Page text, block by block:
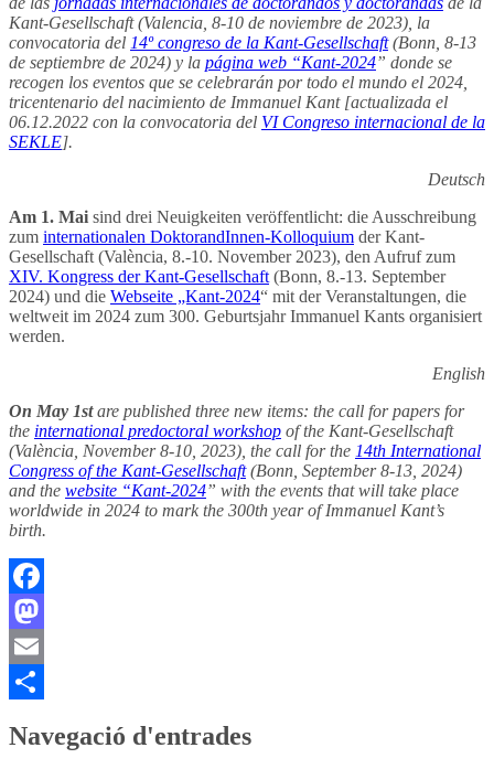
Kant-Gesellschaft (Valencia, 8-10 de noviembre de 2023), la
convocatoria del 14º congreso de la Kant-Gesellschaft(Bonn, 8-13
de septiembre de 2024) y la página web “Kant-2024” donde se
recogen los eventos que se celebrarán por todo el mundo el 2024,
tricentenario del nacimiento de Immanuel Kant [actualizada el
06.12.2022 con la convocatoria del VI Congreso internacional de la
SEKLE].
Deutsch
Am 1. Mai sind drei Neuigkeiten veröffentlicht: die Ausschreibung
zum internationalen DoktorandInnen-Kolloquium der Kant-
Gesellschaft (València, 8.-10. November 2023), den Aufruf zum
XIV. Kongress der Kant-Gesellschaft (Bonn, 8.-13. September
2024) und die Webseite „Kant-2024“ mit der Veranstaltungen, die
weltweit im 2024 zum 300. Geburtsjahr Immanuel Kants organisiert
werden.
English
On May 1stare published three new items: the call for papers for
the international predoctoral workshop of the Kant-Gesellschaft
(València, November 8-10, 2023), the call for the 14th International
Congress of the Kant-Gesellschaft(Bonn, September 8-13, 2024)
and the website “Kant-2024” with the events that will take place
worldwide in 2024 to mark the 300th year of Immanuel Kant’s
birth.
Facebook
Mastodon
Email
Navegació d'entrades